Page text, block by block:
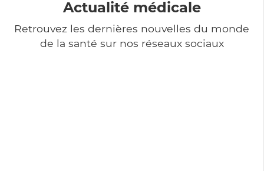
Actualité médicale
Retrouvez les dernières nouvelles du monde
de la santé sur nos réseaux sociaux